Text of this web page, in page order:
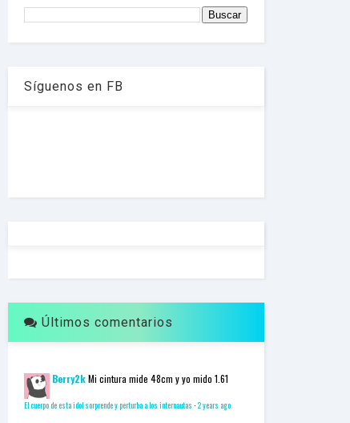
Síguenos en FB
Últimos comentarios
Berry2kMi cintura mide 48cm y yo mido 1.61
El cuerpo de esta idol sorprende y perturba a los internautas · 2 years ago
g
n
e
L
I
O
N
A